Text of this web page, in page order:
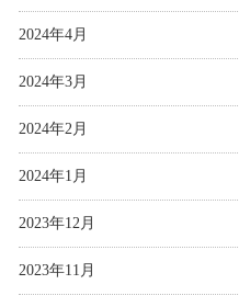
2024年4月
2024年3月
2024年2月
2024年1月
2023年12月
2023年11月